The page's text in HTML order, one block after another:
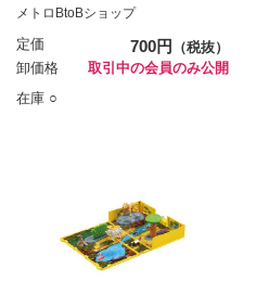
メトロBtoBショップ
定価 700円
（税抜）
卸価格
取引中の会員のみ公開
在庫 ○